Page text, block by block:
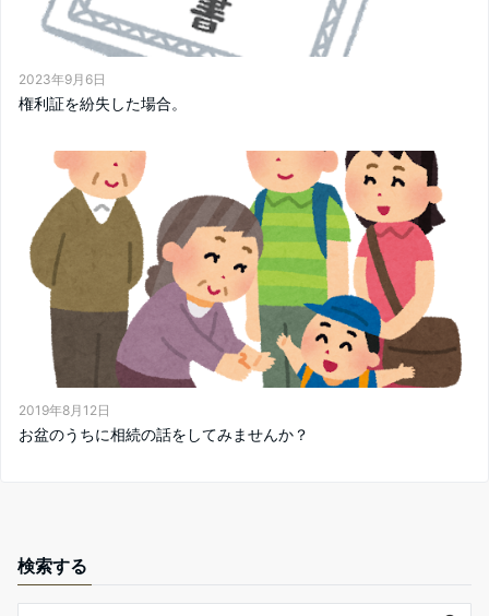
2023年9月6日
権利証を紛失した場合。
2019年8月12日
お盆のうちに相続の話をしてみませんか？
検索する